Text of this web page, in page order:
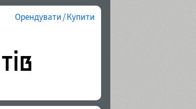
Орендувати / Купити